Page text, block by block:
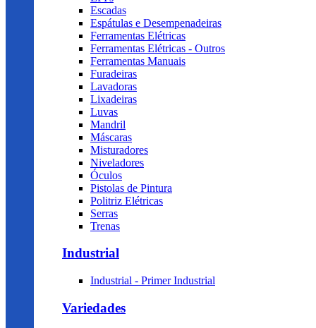
Escadas
Espátulas e Desempenadeiras
Ferramentas Elétricas
Ferramentas Elétricas - Outros
Ferramentas Manuais
Furadeiras
Lavadoras
Lixadeiras
Luvas
Mandril
Máscaras
Misturadores
Niveladores
Óculos
Pistolas de Pintura
Politriz Elétricas
Serras
Trenas
Industrial
Industrial - Primer Industrial
Variedades